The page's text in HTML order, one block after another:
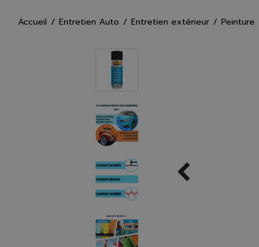
Accueil Entretien Auto Entretien extérieur Peinture